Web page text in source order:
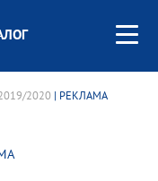
2020 | РЕКЛАМА